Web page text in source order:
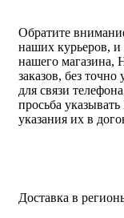
Обратите
наших курьеров,
нашего
заказов, без точно
для связи
просьба
указания их в
Доставка в